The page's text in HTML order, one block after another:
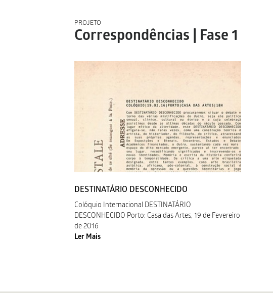
PROJETO
Correspondências | Fase 1
DESTINATÁRIO DESCONHECIDO
Colóquio Internacional DESTINATÁRIO
DESCONHECIDO Porto: Casa das Artes, 19 de Fevereiro
de 2016
Ler Mais